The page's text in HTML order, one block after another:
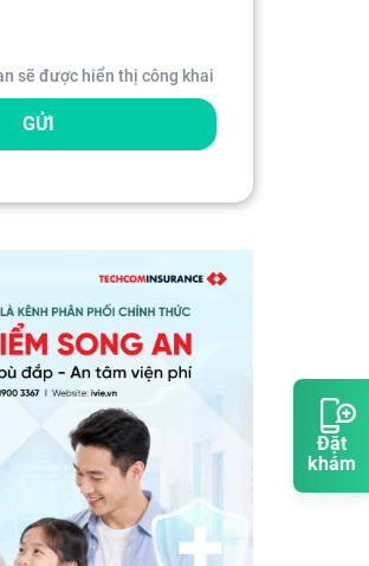
Đặt
khám
sẽ được hiển thị công khai
GỬI